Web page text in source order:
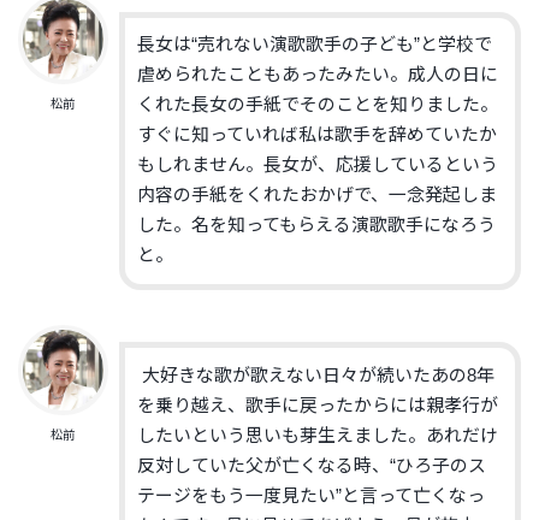
松前
長女は“売れない演歌歌手の子ども”と学校で
虐められたこともあったみたい。成人の日に
くれた長女の手紙でそのことを知りました。
すぐに知っていれば私は歌手を辞めていたか
もしれません。長女が、応援しているという
内容の手紙をくれたおかげで、一念発起しま
した。名を知ってもらえる演歌歌手になろう
と。
松前
大好きな歌が歌えない日々が続いたあの8年
を乗り越え、歌手に戻ったからには親孝行が
したいという思いも芽生えました。あれだけ
反対していた父が亡くなる時、“ひろ子のス
テージをもう一度見たい”と言って亡くなっ